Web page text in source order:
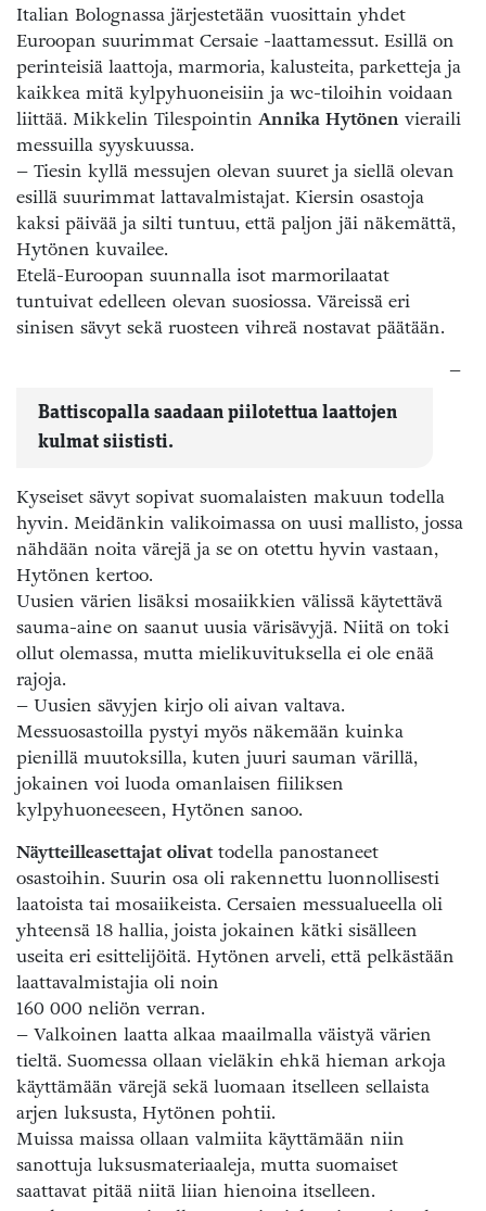
Italian Bolognassa järjestetään vuosittain yhdet
Euroopan suurimmat Cersaie -laattamessut. Esillä on
perinteisiä laattoja, marmoria, kalusteita, parketteja ja
kaikkea mitä kylpyhuoneisiin ja wc-tiloihin voidaan
liittää. Mikkelin Tilespointin Annika Hytönen vieraili
messuilla syyskuussa.
– Tiesin kyllä messujen olevan suuret ja siellä olevan
esillä suurimmat lattavalmistajat. Kiersin osastoja
kaksi päivää ja silti tuntuu, että paljon jäi näkemättä,
Hytönen kuvailee.
Etelä-Euroopan suunnalla isot marmorilaatat
tuntuivat edelleen olevan suosiossa. Väreissä eri
sinisen sävyt sekä ruosteen vihreä nostavat päätään.
Battiscopalla saadaan piilotettua laattojen
kulmat siististi.
–
Kyseiset sävyt sopivat suomalaisten makuun todella
hyvin. Meidänkin valikoimassa on uusi mallisto, jossa
nähdään noita värejä ja se on otettu hyvin vastaan,
Hytönen kertoo.
Uusien värien lisäksi mosaiikkien välissä käytettävä
sauma-aine on saanut uusia värisävyjä. Niitä on toki
ollut olemassa, mutta mielikuvituksella ei ole enää
rajoja.
– Uusien sävyjen kirjo oli aivan valtava.
Messuosastoilla pystyi myös näkemään kuinka
pienillä muutoksilla, kuten juuri sauman värillä,
jokainen voi luoda omanlaisen fiiliksen
kylpyhuoneeseen, Hytönen sanoo.
Näytteilleasettajat olivattodella panostaneet
osastoihin. Suurin osa oli rakennettu luonnollisesti
laatoista tai mosaiikeista. Cersaien messualueella oli
yhteensä 18 hallia, joista jokainen kätki sisälleen
useita eri esittelijöitä. Hytönen arveli, että pelkästään
laattavalmistajia oli noin
160 000 neliön verran.
– Valkoinen laatta alkaa maailmalla väistyä värien
tieltä. Suomessa ollaan vieläkin ehkä hieman arkoja
käyttämään värejä sekä luomaan itselleen sellaista
arjen luksusta, Hytönen pohtii.
Muissa maissa ollaan valmiita käyttämään niin
sanottuja luksusmateriaaleja, mutta suomaiset
saattavat pitää niitä liian hienoina itselleen.